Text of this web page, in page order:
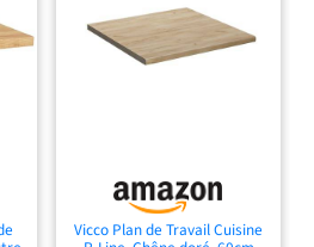
Vicco Plan de Travail Cuisine